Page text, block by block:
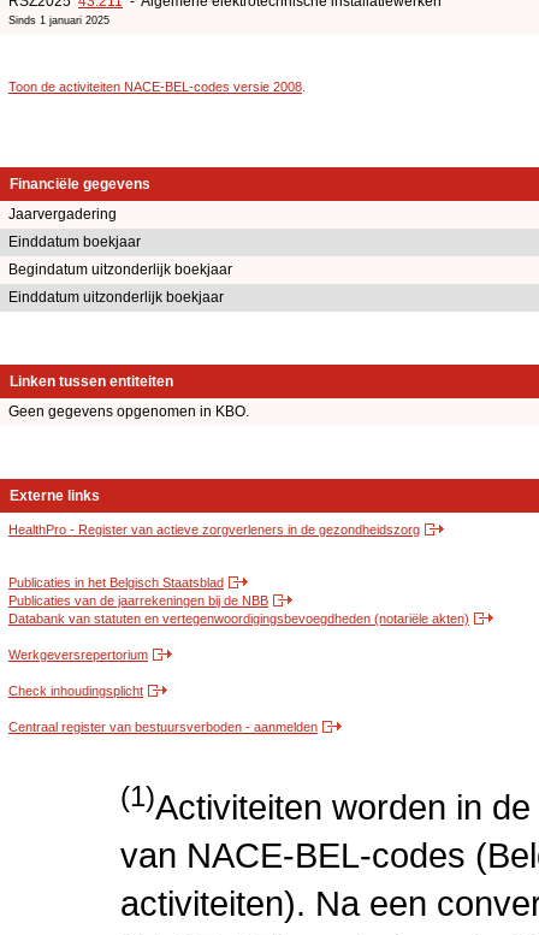
Sinds 1 januari 2025
Toon de activiteiten NACE-BEL-codes versie 2008
Financiële gegevens
Jaarvergadering
Einddatum boekjaar
Begindatum uitzonderlijk boekjaar
Einddatum uitzonderlijk boekjaar
Linken tussen entiteiten
Geen gegevens opgenomen in KBO.
Externe links
HealthPro - Register van actieve zorgverleners in de gezondheidszorg
Publicaties in het Belgisch Staatsblad
Publicaties van de jaarrekeningen bij de NBB
Databank van statuten en vertegenwoordigingsbevoegdheden (notariële akten)
Werkgeversrepertorium
Check inhoudingsplicht
Centraal register van bestuursverboden - aanmelden
(1)Activiteiten worden in
van NACE-BEL-codes
activiteiten). Na een